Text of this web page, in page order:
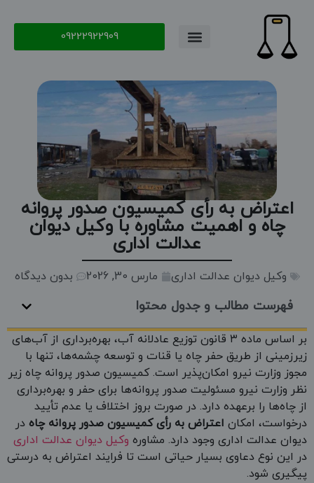
09222922909
اعتراض به رأی کمیسیون صدور پروانه
چاه و اهمیت مشاوره با وکیل دیوان
عدالت اداری
وکیل دیوان عدالت اداری مارس 30, 2026 بدون دیدگاه
فهرست مطالب و جدول محتوا
بر اساس ماده ۳ قانون توزیع عادلانه آب، بهره‌برداری از آب‌های
زیرزمینی از طریق حفر چاه یا قنات و توسعه چشمه‌ها، تنها با
مجوز وزارت نیرو امکان‌پذیر است. کمیسیون صدور پروانه چاه زیر
نظر وزارت نیرو مسئولیت صدور پروانه‌ها برای حفر و بهره‌برداری
از چاه‌ها را برعهده دارد. در صورت بروز اختلاف یا عدم تأیید
درخواست، امکان اعتراض به رأی کمیسیون صدور پروانه چاه در
دیوان عدالت اداری وجود دارد. مشاوره وکیل دیوان عدالت اداری
در این نوع دعاوی بسیار حیاتی است تا فرایند اعتراض به درستی
پیگیری شود.